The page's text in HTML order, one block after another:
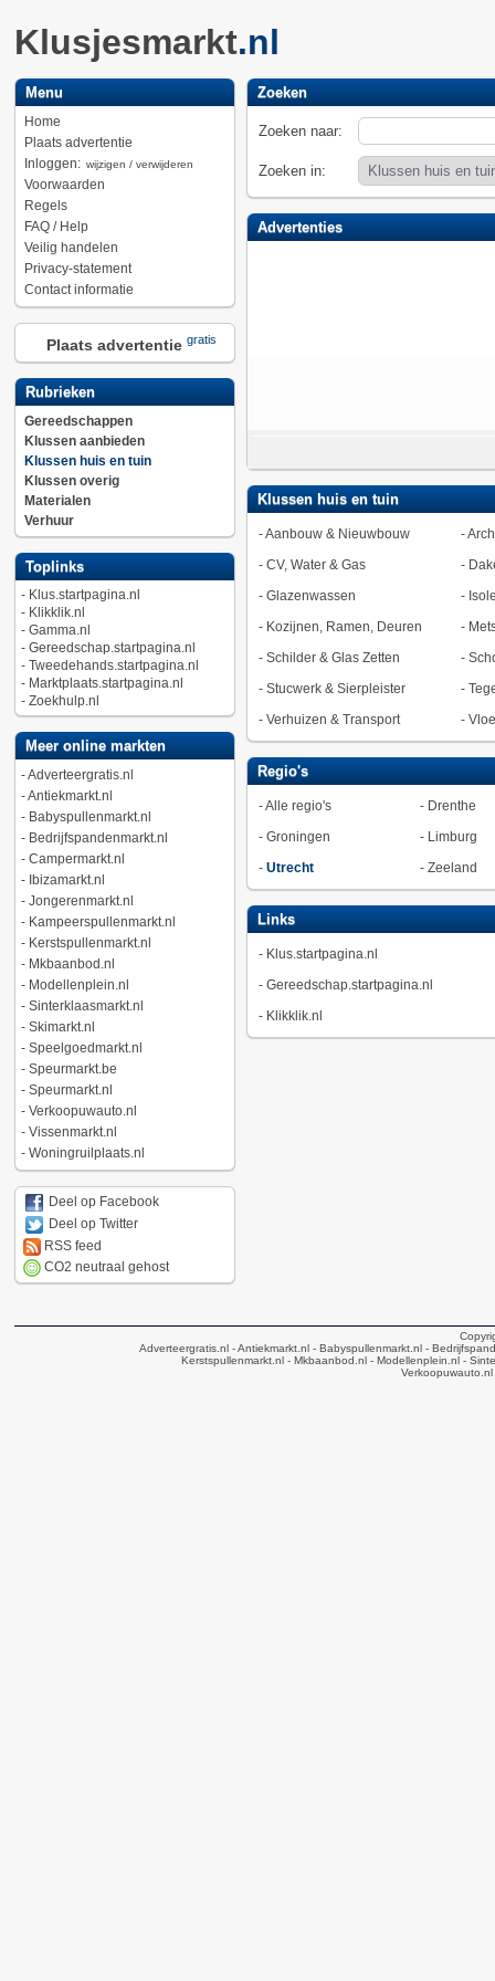
Klusjesmarkt.nl
Menu
Home
Plaats advertentie
Inloggen: wijzigen / verwijderen
Voorwaarden
Regels
FAQ / Help
Veilig handelen
Privacy-statement
Contact informatie
Plaats advertentie gratis
Rubrieken
Gereedschappen
Klussen aanbieden
Klussen huis en tuin
Klussen overig
Materialen
Verhuur
Toplinks
- Klus.startpagina.nl
- Klikklik.nl
- Gamma.nl
- Gereedschap.startpagina.nl
- Tweedehands.startpagina.nl
- Marktplaats.startpagina.nl
- Zoekhulp.nl
Meer online markten
-Adverteergratis.nl
-Antiekmarkt.nl
- Babyspullenmarkt.nl
- Bedrijfspandenmarkt.nl
- Campermarkt.nl
- Ibizamarkt.nl
- Jongerenmarkt.nl
- Kampeerspullenmarkt.nl
- Kerstspullenmarkt.nl
- Mkbaanbod.nl
- Modellenplein.nl
- Sinterklaasmarkt.nl
- Skimarkt.nl
- Speelgoedmarkt.nl
- Speurmarkt.be
- Speurmarkt.nl
- Verkoopuwauto.nl
- Vissenmarkt.nl
- Woningruilplaats.nl
Deel op Facebook
Deel op Twitter
RSS feed
CO2 neutraal gehost
Zoeken
Zoeken naar:
Zoeken in:
Advertenties
Klussen huis en tuin
-Aanbouw & Nieuwbouw -
- CV, Water & Gas -
- Glazenwassen -
- Kozijnen, Ramen, Deuren -
- Schilder & Glas Zetten -
- Stucwerk & Sierpleister -
- Verhuizen & Transport -
Regio's
-Alle regio's - Drenthe
- Groningen - Limburg
- Utrecht - Zeeland
Links
- Klus.startpagina.nl
- Gereedschap.startpagina.nl
- Klikklik.nl
Adverteergratis.nl - Antiekmarkt.nl - Babyspullenmarkt.nl -
Kerstspullenmarkt.nl- Mkbaanbod.nl- Modellenplein.nl-
Verkoopuwauto.nl